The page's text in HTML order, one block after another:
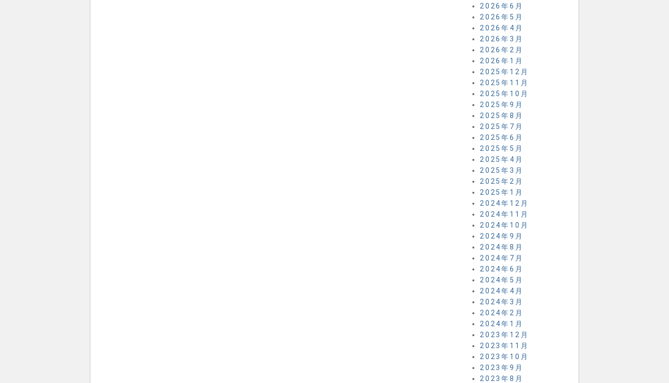
2026年6月
2026年5月
2026年4月
2026年3月
2026年2月
2026年1月
2025年12月
2025年11月
2025年10月
2025年9月
2025年8月
2025年7月
2025年6月
2025年5月
2025年4月
2025年3月
2025年2月
2025年1月
2024年12月
2024年11月
2024年10月
2024年9月
2024年8月
2024年7月
2024年6月
2024年5月
2024年4月
2024年3月
2024年2月
2024年1月
2023年12月
2023年11月
2023年10月
2023年9月
2023年8月